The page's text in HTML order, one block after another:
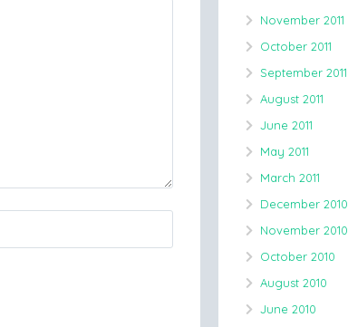
November 2011
October 2011
September 2011
August 2011
June 2011
May 2011
March 2011
December 2010
November 2010
October 2010
August 2010
June 2010